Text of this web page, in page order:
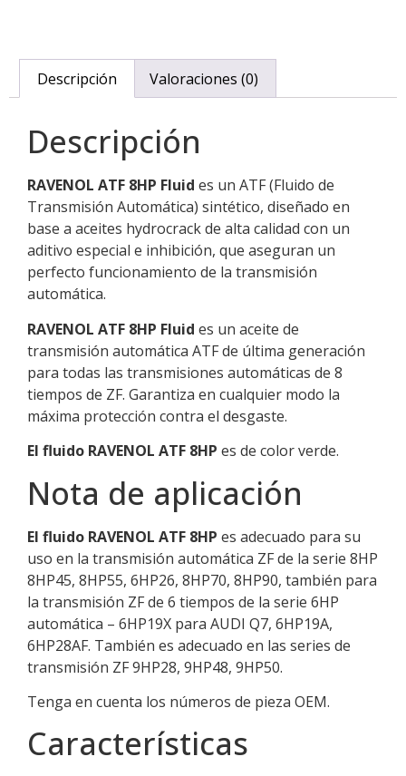
Descripción Valoraciones (0)
Descripción
RAVENOL ATF 8HP Fluid es un ATF (Fluido de
Transmisión Automática) sintético, diseñado en
base a aceites hydrocrack de alta calidad con un
aditivo especial e inhibición, que aseguran un
perfecto funcionamiento de la transmisión
automática.
RAVENOL ATF 8HP Fluid es un aceite de
transmisión automática ATF de última generación
para todas las transmisiones automáticas de 8
tiempos de ZF. Garantiza en cualquier modo la
máxima protección contra el desgaste.
El fluido RAVENOL ATF 8HP es de color verde.
Nota de aplicación
El fluido RAVENOL ATF 8HP es adecuado para su
uso en la transmisión automática ZF de la serie 8HP
8HP45, 8HP55, 6HP26, 8HP70, 8HP90, también para
la transmisión ZF de 6 tiempos de la serie 6HP
automática – 6HP19X para AUDI Q7, 6HP19A,
6HP28AF. También es adecuado en las series de
transmisión ZF 9HP28, 9HP48, 9HP50.
Tenga en cuenta los números de pieza OEM.
Características